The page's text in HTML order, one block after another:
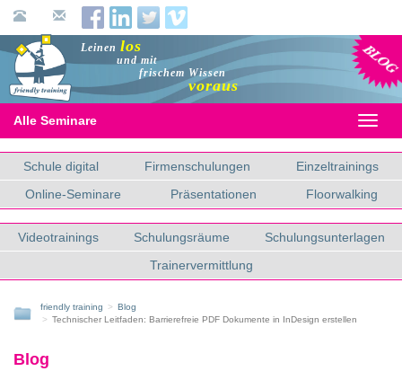
Blog
Leinen los
und mit
frischem Wissen
voraus
Alle Seminare
Schule digital Firmenschulungen
Einzeltrainings
Online-Seminare
Präsentationen Floorwalking
Videotrainings Schulungsräume
Schulungsunterlagen
Trainervermittlung
friendly training
Blog
Technischer Leitfaden: Barrierefreie PDF Dokumente in InDesign erstellen
Blog